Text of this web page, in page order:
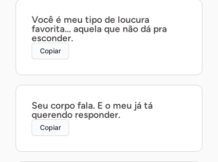
Você é meu tipo de loucura
favorita… aquela que não dá pra
esconder.
Copiar
Seu corpo fala. E o meu já tá
querendo responder.
Copiar